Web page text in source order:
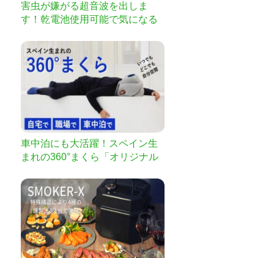
害虫が嫌がる超音波を出しま
す！乾電池使用可能で気になる
車中泊にも大活躍！スペイン生
まれの360°まくら「オリジナル